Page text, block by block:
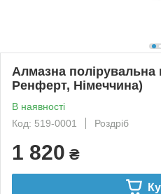
Алмазна
Ренферт, Німеччина)
В наявності
Код: 519-0001
Роздріб
1 820 ₴